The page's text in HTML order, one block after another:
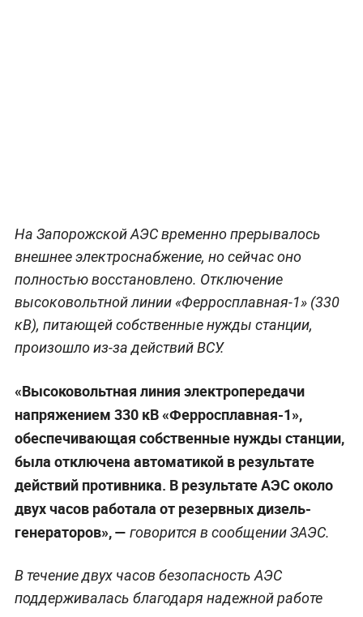
На Запорожской АЭС временно прерывалось
внешнее электроснабжение, но сейчас оно
полностью восстановлено. Отключение
высоковольтной линии «Ферросплавная-1» (330
кВ), питающей собственные нужды станции,
произошло из-за действий ВСУ.
«Высоковольтная линия электропередачи
напряжением 330 кВ «Ферросплавная-1»,
обеспечивающая собственные нужды станции,
была отключена автоматикой в результате
действий противника. В результате АЭС около
двух часов работала от резервных дизель-
генераторов», — говорится в сообщении ЗАЭС.
В течение двух часов безопасность АЭС
поддерживалась благодаря надежной работе